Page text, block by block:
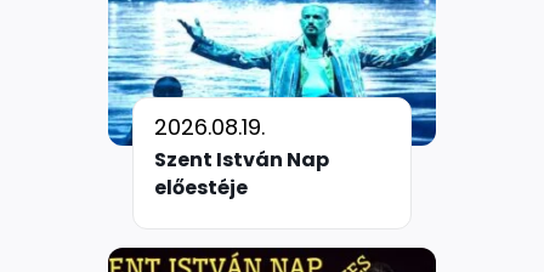
2026.08.19.
Szent István Nap
előestéje